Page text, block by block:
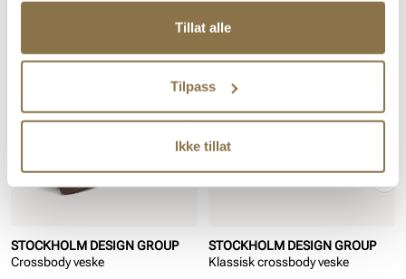
Tillat alle
Tilpass
Ikke tillat
STOCKHOLM DESIGN GROUP
Crossbody veske
STOCKHOLM DESIGN GROUP
Klassisk crossbody veske